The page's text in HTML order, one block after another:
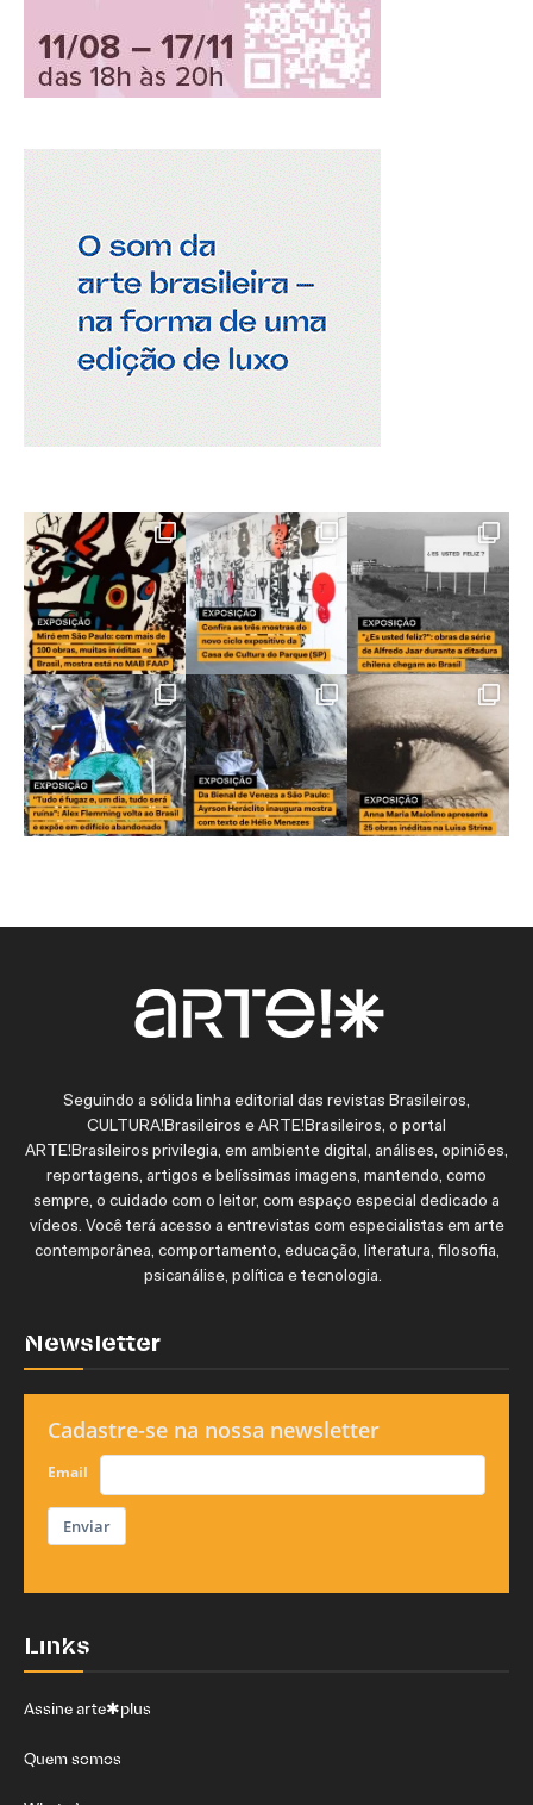
Seguindo a sólida linha editorial das revistas Brasileiros,
CULTURA!Brasileiros e ARTE!Brasileiros, o portal
ARTE!Brasileiros privilegia, em ambiente digital, análises, opiniões,
reportagens, artigos e belíssimas imagens, mantendo, como
sempre, o cuidado com o leitor, com espaço especial dedicado a
vídeos. Você terá acesso a entrevistas com especialistas em arte
contemporânea, comportamento, educação, literatura, filosofia,
psicanálise, política e tecnologia.
Newsletter
Cadastre-se na nossa newsletter
Email
Enviar
Links
Assine arte✱plus
Quem somos